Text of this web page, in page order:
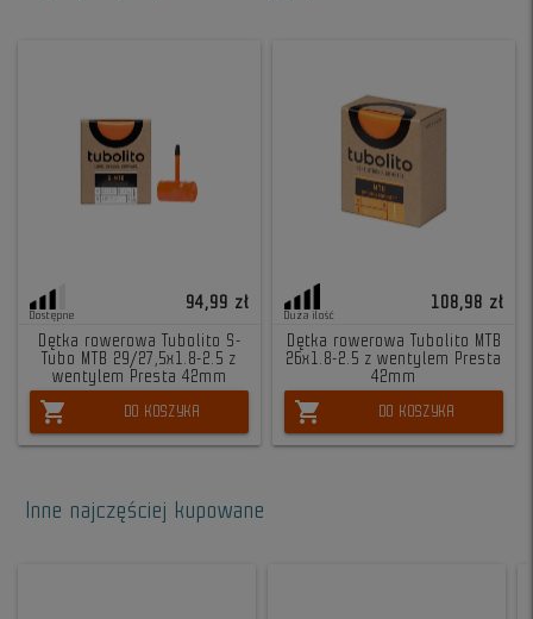
Dostępne
94,99 zł
Dętka rowerowa Tubolito S-
Tubo MTB 29/27,5x1.8-2.5 z
wentylem Presta 42mm
shopping_cart DO KOSZYKA
Duża ilość
108,98 zł
Dętka rowerowa Tubolito MTB
26x1.8-2.5 z wentylem Presta
42mm
shopping_cart DO KOSZYKA
Inne najczęściej kupowane